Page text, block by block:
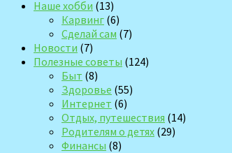
Наше хобби (13)
Карвинг (6)
Сделай сам (7)
Новости (7)
Полезные советы (124)
Быт (8)
Здоровье (55)
Интернет (6)
Отдых, путешествия (14)
Родителям о детях (29)
Финансы (8)